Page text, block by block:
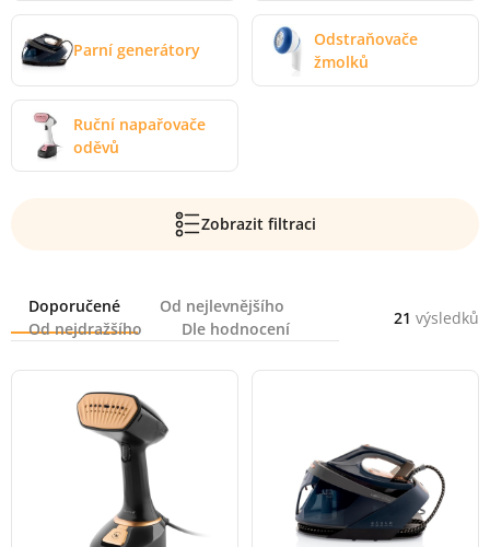
Parní generátory
Odstraňovače
žmolků
Ruční napařovače
oděvů
Zobrazit filtraci
Řazení
Doporučené
Od nejlevnějšího
Od nejdražšího
Dle hodnocení
21 výsledků